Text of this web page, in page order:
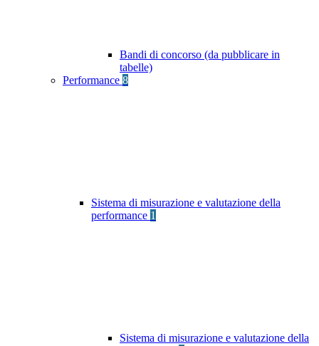
Bandi di concorso (da pubblicare in
tabelle)
Performance 8
Sistema di misurazione e valutazione della
performance 1
Sistema di misurazione e valutazione della